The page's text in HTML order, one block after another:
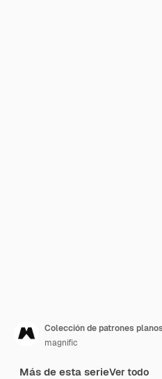
Colección de patrones
magnific
Más de esta serieVer todo